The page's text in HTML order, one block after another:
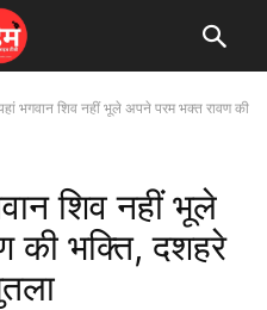
भगवान शिव नहीं भूले अपने परम भक्त रावण की
शिव नहीं भूले
की भक्ति, दशहरे